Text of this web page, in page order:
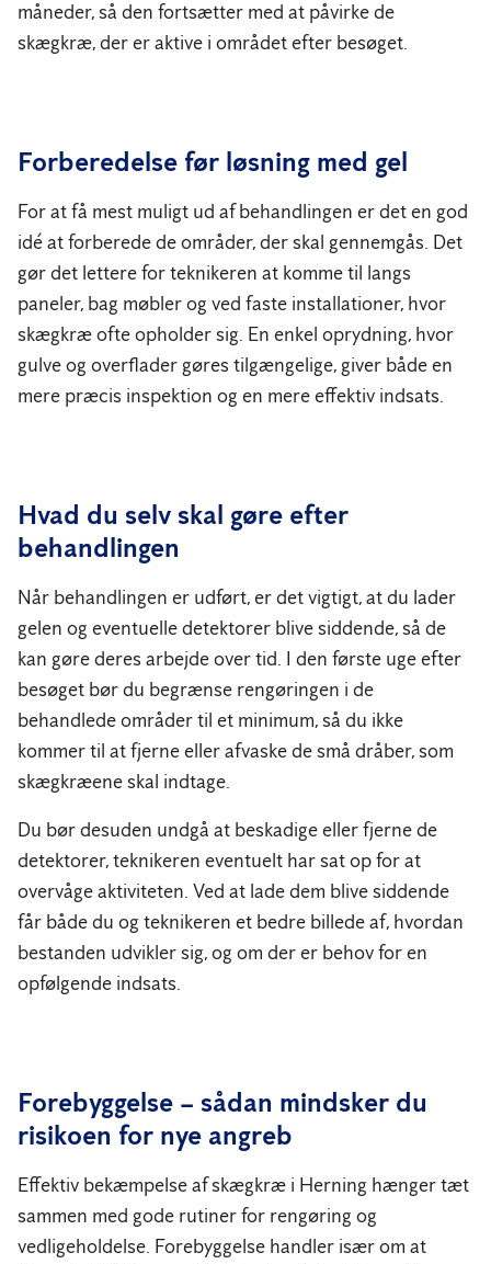
måneder, så den fortsætter med at påvirke de
skægkræ, der er aktive i området efter besøget.
Forberedelse før løsning med gel
For at få mest muligt ud af behandlingen er det en god
idé at forberede de områder, der skal gennemgås. Det
gør det lettere for teknikeren at komme til langs
paneler, bag møbler og ved faste installationer, hvor
skægkræ ofte opholder sig. En enkel oprydning, hvor
gulve og overflader gøres tilgængelige, giver både en
mere præcis inspektion og en mere effektiv indsats.
Hvad du selv skal gøre efter
behandlingen
Når behandlingen er udført, er det vigtigt, at du lader
gelen og eventuelle detektorer blive siddende, så de
kan gøre deres arbejde over tid. I den første uge efter
besøget bør du begrænse rengøringen i de
behandlede områder til et minimum, så du ikke
kommer til at fjerne eller afvaske de små dråber, som
skægkræene skal indtage.
Du bør desuden undgå at beskadige eller fjerne de
detektorer, teknikeren eventuelt har sat op for at
overvåge aktiviteten. Ved at lade dem blive siddende
får både du og teknikeren et bedre billede af, hvordan
bestanden udvikler sig, og om der er behov for en
opfølgende indsats.
Forebyggelse – sådan mindsker du
risikoen for nye angreb
Effektiv bekæmpelse af skægkræ i Herning hænger tæt
sammen med gode rutiner for rengøring og
vedligeholdelse. Forebyggelse handler især om at